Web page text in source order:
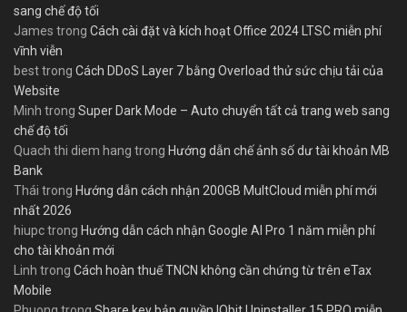
sang chế độ tối
James trong Cách cài đặt và kích hoạt Office 2024 LTSC miễn phí
vĩnh viễn
besttrong Cách DDoS Layer 7 bằng Overload thử sức chịu tải của
Website
Minh trong Super Dark Mode – Auto chuyển tất cả trang web sang
chế độ tối
Quach thi diem hang trong Hướng dẫn chế ảnh số dư tài khoản MB
Bank
Thái trong Hướng dẫn cách nhận 200GB MultCloud miễn phí mới
nhất 2026
hiupctrong Hướng dẫn cách nhận Google AI Pro 1 năm miễn phí
cho tài khoản mới
Linh trong Cách hoàn thuế TNCN không cần chứng từ trên eTax
Mobile